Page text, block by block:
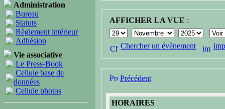
Administration
Bureau
Statuts
Règlement intérieur
Adhésion
Vie associative
Le Press-Book
Cellule base de
données
Cellule photos
AFFICHER LA VUE :
Chercher un évènement
Précédent
HORAIRES